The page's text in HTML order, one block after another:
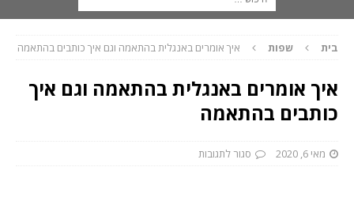
בית שפות איך אומרים באנגלית בהתאמה וגם איך כותבים בהתאמה
איך אומרים באנגלית בהתאמה וגם איך
כותבים בהתאמה
מאי 6, 2020 סגור לתגובות